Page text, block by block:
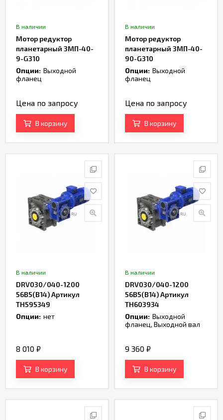
В наличии
Мотор редуктор
планетарный 3МП-40-
9-G310
Опции: Выходной
фланец
Цена по запросу
В корзину
В наличии
Мотор редуктор
планетарный 3МП-40-
90-G310
Опции: Выходной
фланец
Цена по запросу
В корзину
В наличии
DRV030/040-1200
56B5(B14) Артикул
TH595349
Опции: нет
8 010 ₽
В корзину
В наличии
DRV030/040-1200
56B5(B14) Артикул
TH603934
Опции: Выходной
фланец, Выходной вал
9 360 ₽
В корзину